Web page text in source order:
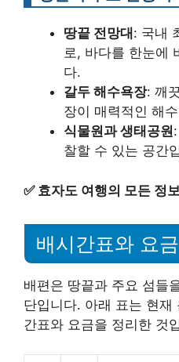
땅끝 전망대 : 국내
로, 바다를 한눈에
다.
갈두 해수욕장: 깨
장이 매력적인 해
식물원과 생태공원
찰할 수 있는 공간
✅ 효자도 여행의 모든 정
배시간표와 요금
배편은 땅끝과 주요 섬들
단입니다. 아래 표는 현재
간표와 요금을 정리한 것